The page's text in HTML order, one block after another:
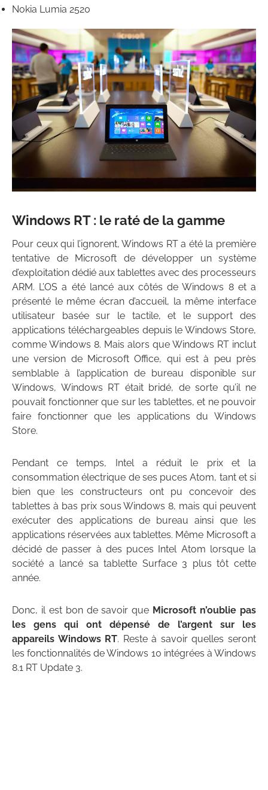
Nokia Lumia 2520
Windows RT : le raté de la gamme
Pour ceux qui l’ignorent, Windows RT a été la première
tentative de Microsoft de développer un système
d’exploitation dédié aux tablettes avec des processeurs
ARM. L’OS a été lancé aux côtés de Windows 8 et a
présenté le même écran d’accueil, la même interface
utilisateur basée sur le tactile, et le support des
applications téléchargeables depuis le Windows Store,
comme Windows 8. Mais alors que Windows RT inclut
une version de Microsoft Office, qui est à peu près
semblable à l’application de bureau disponible sur
Windows, Windows RT était bridé, de sorte qu’il ne
pouvait fonctionner que sur les tablettes, et ne pouvoir
faire fonctionner que les applications du Windows
Store.
Pendant ce temps, Intel a réduit le prix et la
consommation électrique de ses puces Atom, tant et si
bien que les constructeurs ont pu concevoir des
tablettes à bas prix sous Windows 8, mais qui peuvent
exécuter des applications de bureau ainsi que les
applications réservées aux tablettes. Même Microsoft a
décidé de passer à des puces Intel Atom lorsque la
société a lancé sa tablette Surface 3 plus tôt cette
année.
Donc, il est bon de savoir que Microsoft n’oublie pas
les gens qui ont dépensé de l’argent sur ​​les
appareils Windows RT. Reste à savoir quelles seront
les fonctionnalités de Windows 10 intégrées à Windows
8.1 RT Update 3.